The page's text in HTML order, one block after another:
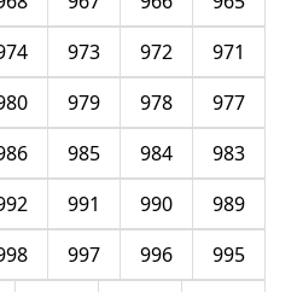
971
972
973
977
978
979
983
984
985
989
990
991
995
996
997